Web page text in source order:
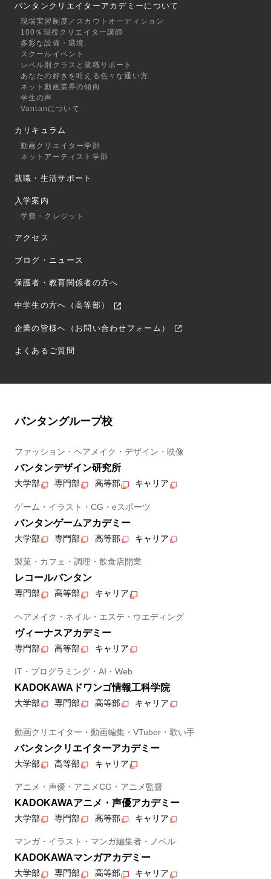
バンタンクリエイターアカデミーについて
現場実習制度／スカウトオーディション
100％現役クリエイター講師
多彩な設備・環境
スクールイベント
レベル別クラスと就職サポート
あなたの好きを叶える⾊々な通い⽅
ネット動画業界の傾向
学生の声
Vantanについて
カリキュラム
動画クリエイター学部
ネットアーティスト学部
就職・生活サポート
入学案内
学費・クレジット
アクセス
ブログ・ニュース
保護者・教育関係者の方へ
中学生の方へ（高等部）
企業の皆様へ（お問い合わせフォーム）
よくあるご質問
バンタングループ校
ファッション・ヘアメイク・デザイン・映像
バンタンデザイン研究所
大学部 専門部 高等部 キャリア
ゲーム・イラスト・CG・eスポーツ
バンタンゲームアカデミー
大学部 専門部 高等部 キャリア
製菓・カフェ・調理・飲食店開業
レコールバンタン
専門部 高等部 キャリア
ヘアメイク・ネイル・エステ・ウエディング
ヴィーナスアカデミー
専門部 高等部 キャリア
IT・プログラミング・AI・Web
KADOKAWAドワンゴ情報工科学院
大学部 専門部 高等部 キャリア
動画クリエイター・動画編集・VTuber・歌い手
バンタンクリエイターアカデミー
大学部 高等部 キャリア
アニメ・声優・アニメCG・アニメ監督
KADOKAWAアニメ・声優アカデミー
大学部 専門部 高等部 キャリア
マンガ・イラスト・マンガ編集者・ノベル
KADOKAWAマンガアカデミー
大学部 専門部 高等部 キャリア